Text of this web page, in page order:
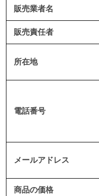
販売業者名
販売責任者
所在地
電話番号
メールアドレス
商品の価格